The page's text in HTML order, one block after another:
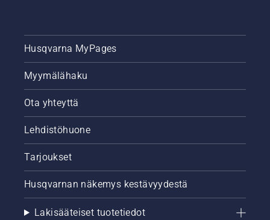
Husqvarna MyPages
Myymälähaku
Ota yhteyttä
Lehdistöhuone
Tarjoukset
Husqvarnan näkemys kestävyydestä
Lakisääteiset tuotetiedot